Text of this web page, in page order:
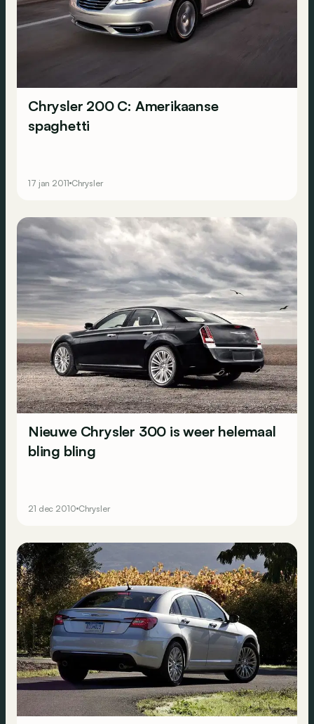
Chrysler 200 C: Amerikaanse
spaghetti
17 jan 2011 Chrysler
Nieuwe Chrysler 300 is weer helemaal
bling bling
21 dec 2010 Chrysler